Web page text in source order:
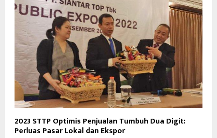
2023 STTP Optimis Penjualan Tumbuh Dua Digit:
Perluas Pasar Lokal dan Ekspor